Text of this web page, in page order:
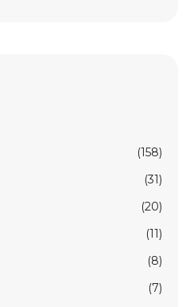
(158)
(31)
(20)
(11)
(8)
(7)